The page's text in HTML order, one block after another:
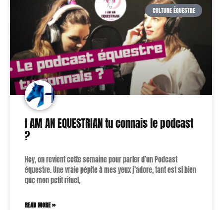
CULTURE ÉQUESTRE
I AM AN EQUESTRIAN tu connais le podcast
?
Hey, on revient cette semaine pour parler d’un Podcast
équestre. Une vraie pépite à mes yeux j’adore, tant est si bien
que mon petit rituel,
READ MORE »